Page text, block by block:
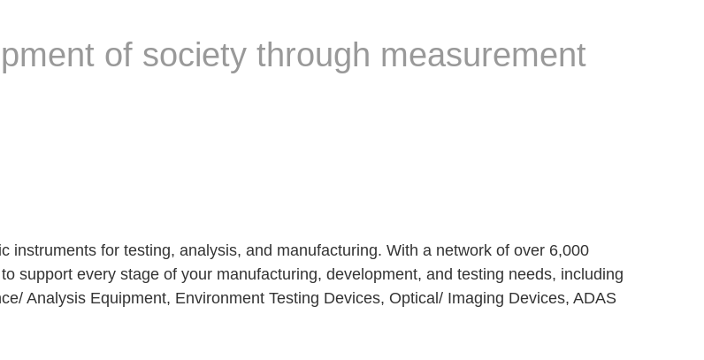
of society through measurement
instruments for testing, analysis, and manufacturing. With a network of over 6,000
support every stage of your manufacturing, development, and testing needs, including
Analysis Equipment, Environment Testing Devices, Optical/ Imaging Devices, ADAS